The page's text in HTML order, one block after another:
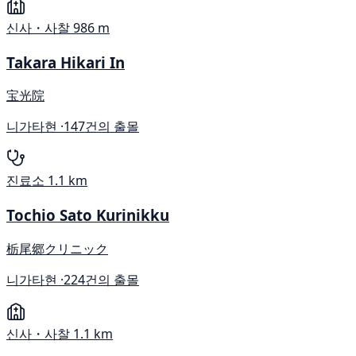
신사・사찰986 m
Takara Hikari In
宝光院
니가타현 ·147건의 출몰
진료소 1.1 km
Tochio Sato Kurinikku
栃尾郷クリニック
니가타현 ·224건의 출몰
신사・사찰 1.1 km